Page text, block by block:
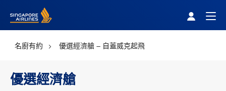
名廚有約 優選經濟艙 – 自蓋威克起飛
優選經濟艙